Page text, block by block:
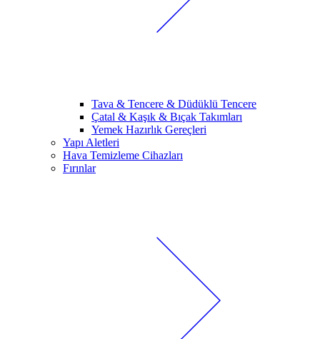
Tava & Tencere & Düdüklü Tencere
Çatal & Kaşık & Bıçak Takımları
Yemek Hazırlık Gereçleri
Yapı Aletleri
Hava Temizleme Cihazları
Fırınlar